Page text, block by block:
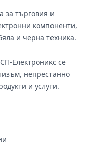
за търговия и
компоненти,
и черна техника.
Електроникс се
непрестанно
и услуги.